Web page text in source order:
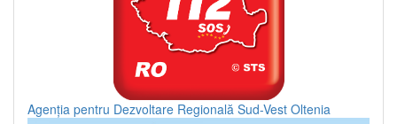
Agenția pentru Dezvoltare Regională Sud-Vest Oltenia